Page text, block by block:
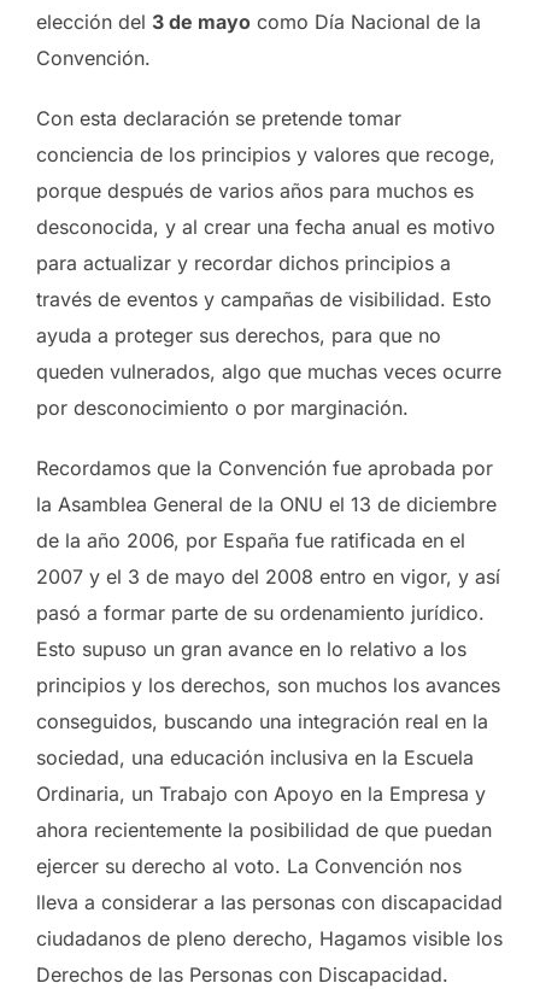
elección del 3 de mayo como Día Nacional de la
Convención.
Con esta declaración se pretende tomar
conciencia de los principios y valores que recoge,
porque después de varios años para muchos es
desconocida, y al crear una fecha anual es motivo
para actualizar y recordar dichos principios a
través de eventos y campañas de visibilidad. Esto
ayuda a proteger sus derechos, para que no
queden vulnerados, algo que muchas veces ocurre
por desconocimiento o por marginación.
Recordamos que la Convención fue aprobada por
la Asamblea General de la ONU el 13 de diciembre
de la año 2006, por España fue ratificada en el
2007 y el 3 de mayo del 2008 entro en vigor, y así
pasó a formar parte de su ordenamiento jurídico.
Esto supuso un gran avance en lo relativo a los
principios y los derechos, son muchos los avances
conseguidos, buscando una integración real en la
sociedad, una educación inclusiva en la Escuela
Ordinaria, un Trabajo con Apoyo en la Empresa y
ahora recientemente la posibilidad de que puedan
ejercer su derecho al voto. La Convención nos
lleva a considerar a las personas con discapacidad
ciudadanos de pleno derecho, Hagamos visible los
Derechos de las Personas con Discapacidad.